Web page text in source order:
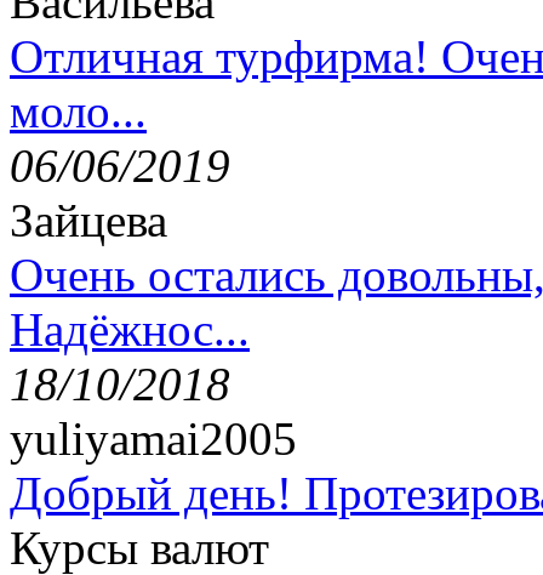
Отличная турфирма!
моло...
06/06/2019
Зайцева
Очень остались
Надёжнос...
18/10/2018
yuliyamai2005
Добрый день!
Курсы валют